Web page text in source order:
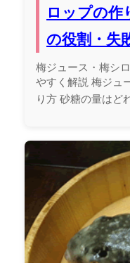
ロップの作
の役割・失
梅ジュース・梅シ
やすく解説 梅ジュ
り方 砂糖の量はど